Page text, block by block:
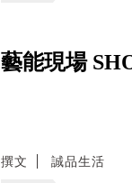
藝能現場
撰文 誠品生活